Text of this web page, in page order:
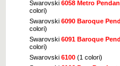
Swarovski 6058 Metro
colori)
Swarovski 6090 Baroque
colori)
Swarovski 6091 Baroque
colori)
Swarovski 6100 (1 colori)